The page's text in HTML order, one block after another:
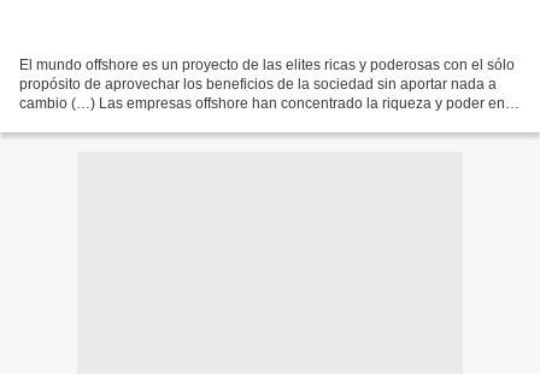
El mundo offshore es un proyecto de las elites ricas y poderosas con el sólo
propósito de aprovechar los beneficios de la sociedad sin aportar nada a
cambio (…) Las empresas offshore han concentrado la riqueza y poder en